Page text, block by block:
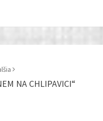
NA CHLIPAVICI“